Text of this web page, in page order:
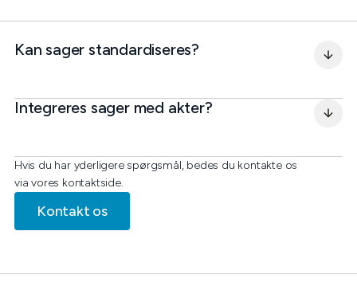
Hvis du har yderligere spørgsmål, bedes du kontakte os
via vores kontaktside.
Kontakt os
Kan sager standardiseres?
Integreres sager med akter?